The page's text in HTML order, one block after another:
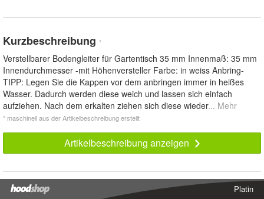
Kurzbeschreibung *
Verstellbarer Bodengleiter für Gartentisch 35 mm Innenmaß: 35 mm
Innendurchmesser -mit Höhenversteller Farbe: in weiss Anbring-
TIPP: Legen Sie die Kappen vor dem anbringen immer in heißes
Wasser. Dadurch werden diese weich und lassen sich einfach
aufziehen. Nach dem erkalten ziehen sich diese wieder... Mehr
* maschinell aus der Artikelbeschreibung erstellt
Artikelbeschreibung anzeigen
Platin